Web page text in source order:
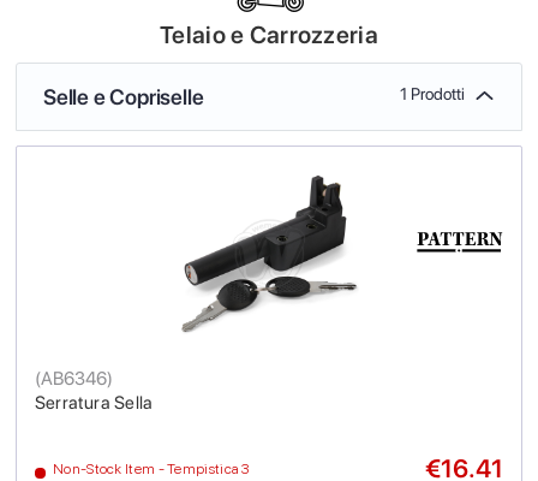
Telaio e Carrozzeria
Selle e Copriselle 1 Prodotti
Serratura Sella
(AB6346)
Non-Stock Item - Tempistica 3
€16.41